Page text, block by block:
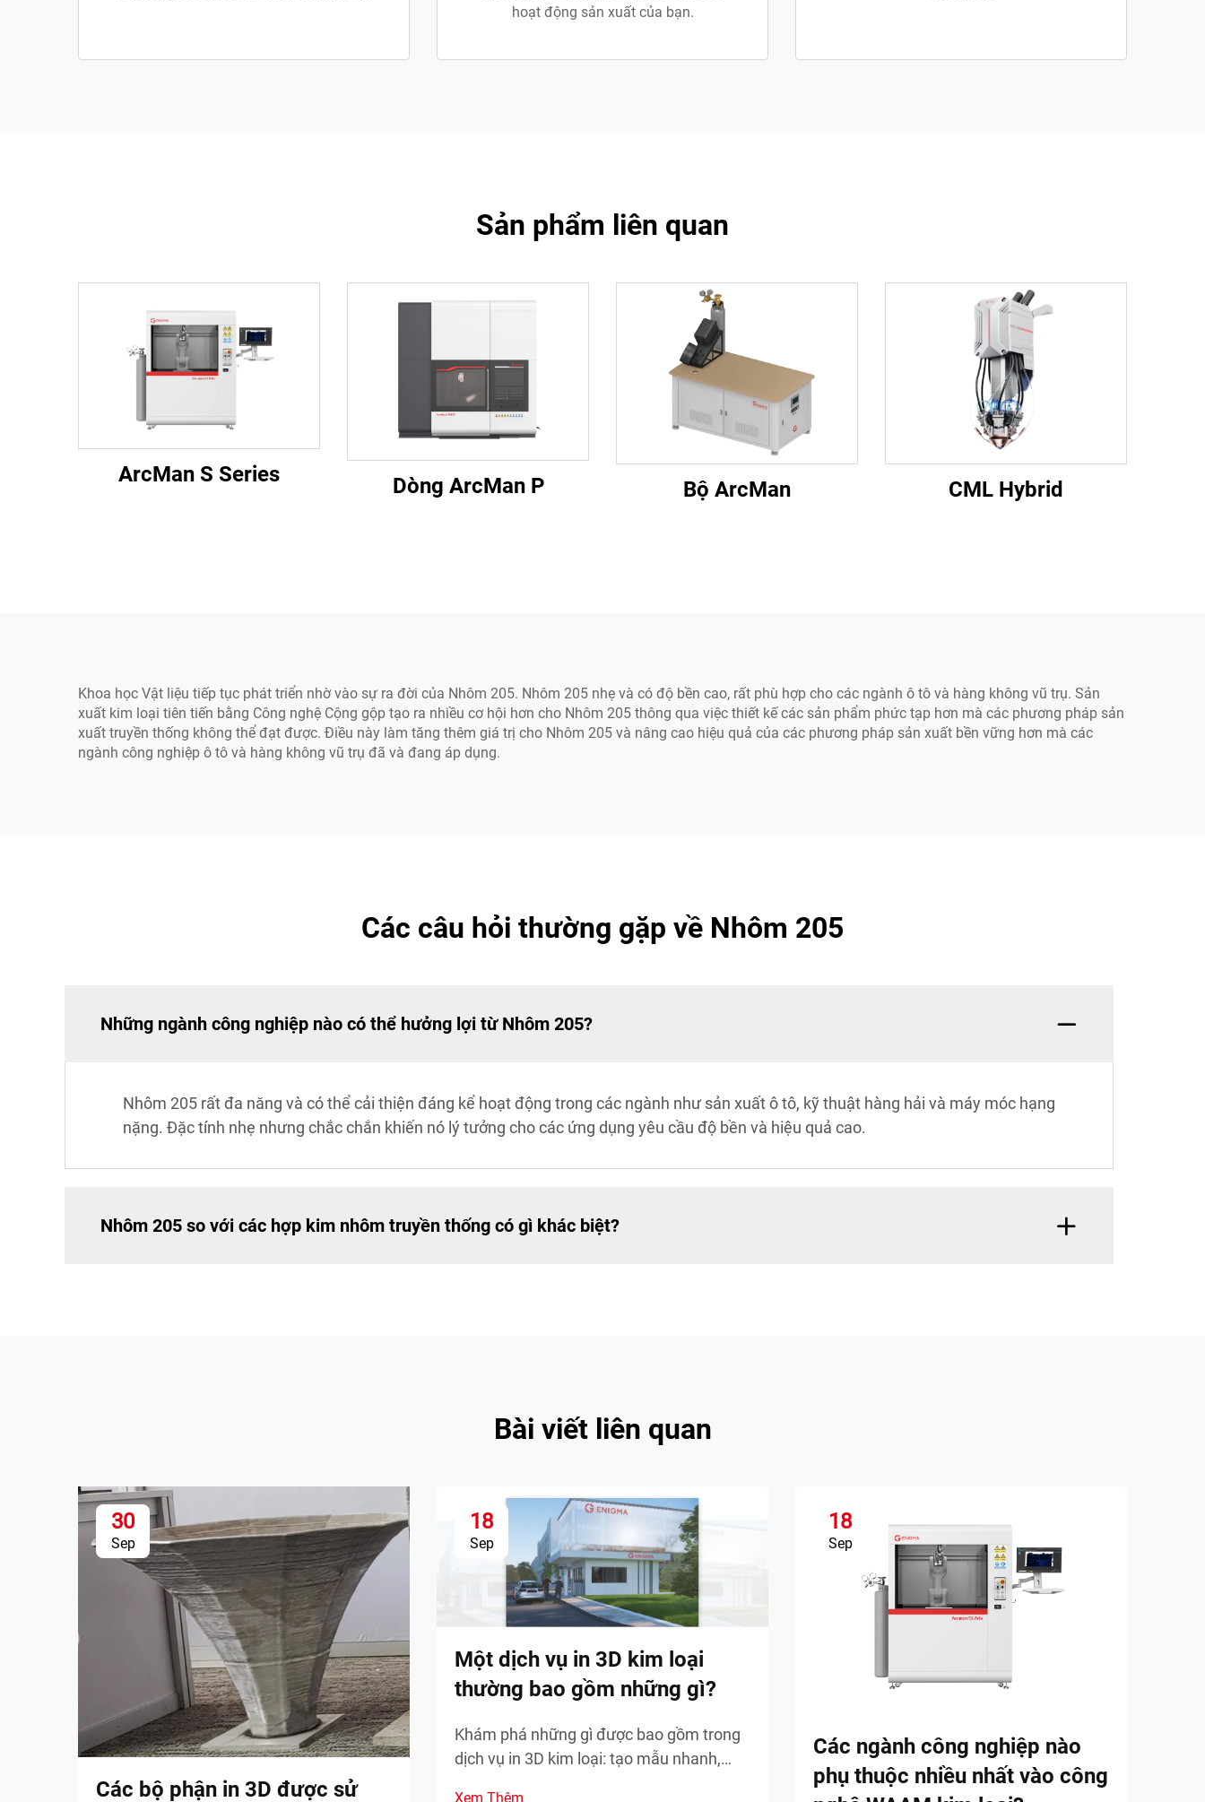
hoạt động sản xuất của bạn.
Sản phẩm liên quan
ArcMan S Series Dòng ArcMan P Bộ ArcMan CML Hybrid
Khoa học Vật liệu tiếp tục phát triển nhờ vào sự ra đời của Nhôm 205. Nhôm 205 nhẹ và có độ bền cao, rất phù hợp cho các ngành ô tô và hàng không vũ trụ. Sản
xuất kim loại tiên tiến bằng Công nghệ Cộng gộp tạo ra nhiều cơ hội hơn cho Nhôm 205 thông qua việc thiết kế các sản phẩm phức tạp hơn mà các phương pháp sản
xuất truyền thống không thể đạt được. Điều này làm tăng thêm giá trị cho Nhôm 205 và nâng cao hiệu quả của các phương pháp sản xuất bền vững hơn mà các
ngành công nghiệp ô tô và hàng không vũ trụ đã và đang áp dụng.
Các câu hỏi thường gặp về Nhôm 205
Những ngành công nghiệp nào có thể hưởng lợi từ Nhôm 205?
Nhôm 205 rất đa năng và có thể cải thiện đáng kể hoạt động trong các ngành như sản xuất ô tô, kỹ thuật hàng hải và máy móc hạng
nặng. Đặc tính nhẹ nhưng chắc chắn khiến nó lý tưởng cho các ứng dụng yêu cầu độ bền và hiệu quả cao.
Nhôm 205 so với các hợp kim nhôm truyền thống có gì khác biệt?
Bài viết liên quan
30
Sep
Các bộ phận in 3D được sử
18
Sep
Một dịch vụ in 3D kim loại
thường bao gồm những gì?
Khám phá những gì được bao gồm trong
dịch vụ in 3D kim loại: tạo mẫu nhanh,
Xem Thêm
18
Sep
Các ngành công nghiệp nào
phụ thuộc nhiều nhất vào công